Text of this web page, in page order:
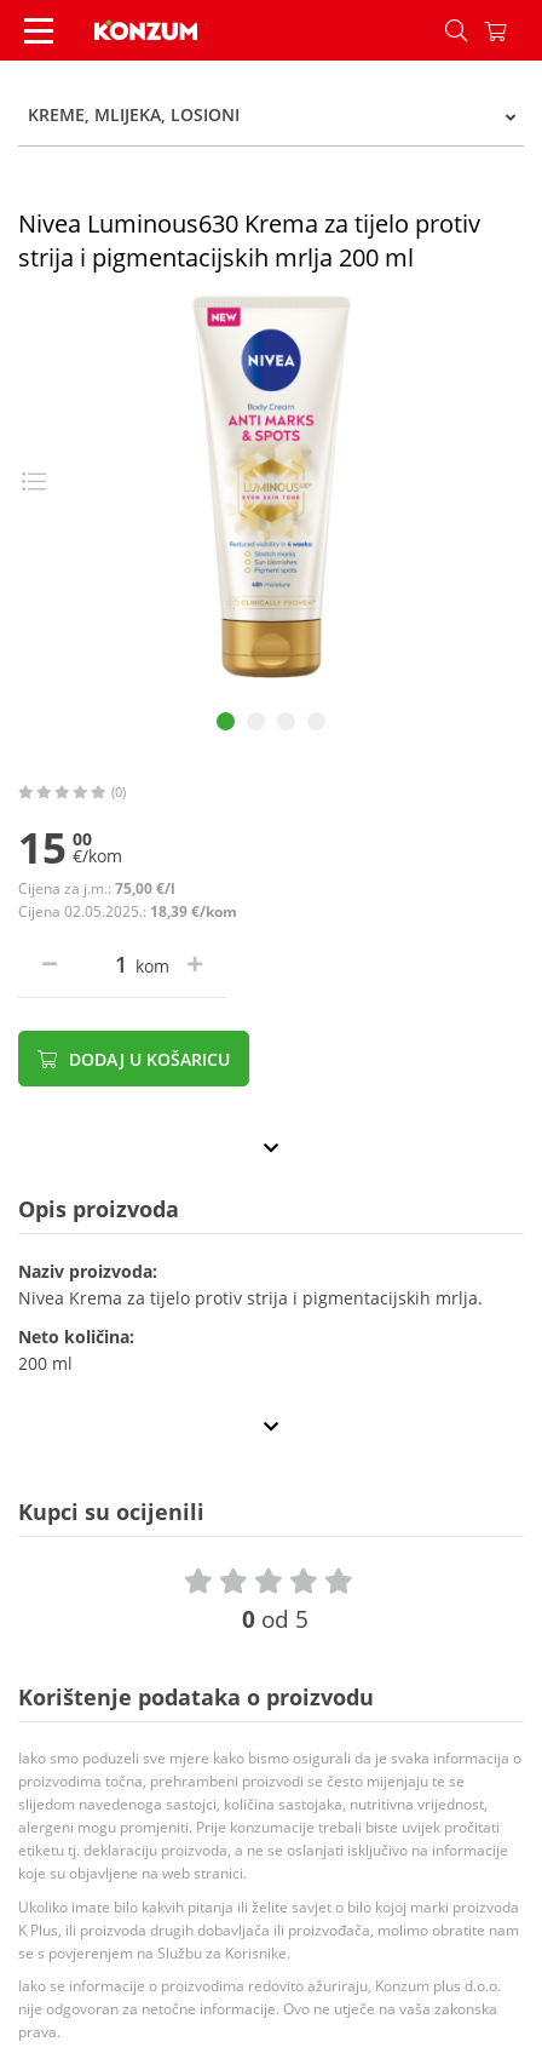
Nivea Luminous630 Krema za tijelo protiv strija
KREME, MLIJEKA, LOSIONI
Nivea Luminous630 Krema za tijelo protiv
strija i pigmentacijskih mrlja 200 ml
(0)
15 00
€/kom
Cijena za j.m.: 75,00 €/l
Cijena 02.05.2025.: 18,39 €/kom
kom
DODAJ U KOŠARICU
Opis proizvoda
Naziv proizvoda:
Nivea Krema za tijelo protiv strija i pigmentacijskih mrlja.
Neto količina:
200 ml
Kupci su ocijenili
0 od 5
Korištenje podataka o proizvodu
Iako smo poduzeli sve mjere kako bismo osigurali da je svaka informacija o
proizvodima točna, prehrambeni proizvodi se često mijenjaju te se
slijedom navedenoga sastojci, količina sastojaka, nutritivna vrijednost,
alergeni mogu promjeniti. Prije konzumacije trebali biste uvijek pročitati
etiketu tj. deklaraciju proizvoda, a ne se oslanjati isključivo na informacije
koje su objavljene na web stranici.
Ukoliko imate bilo kakvih pitanja ili želite savjet o bilo kojoj marki proizvoda
K Plus, ili proizvoda drugih dobavljača ili proizvođača, molimo obratite nam
se s povjerenjem na Službu za Korisnike.
Iako se informacije o proizvodima redovito ažuriraju, Konzum plus d.o.o.
nije odgovoran za netočne informacije. Ovo ne utječe na vaša zakonska
prava.